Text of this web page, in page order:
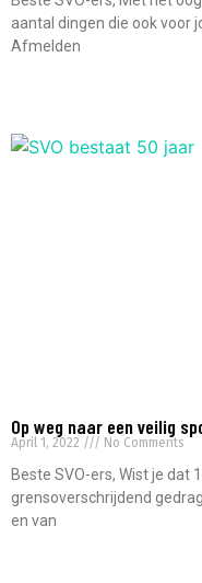
aantal dingen die ook voor
Afmelden
Op weg naar een veilig
April 1, 2022 No Comments
Beste SVO-ers, Wist je dat
grensoverschrijdend
en van